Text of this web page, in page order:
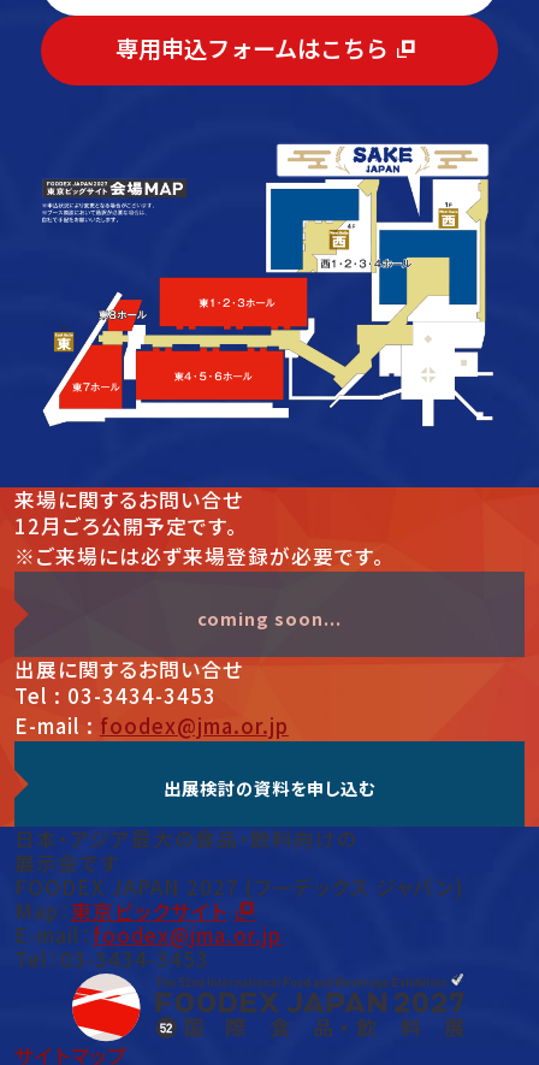
専用申込フォームはこちら
来場に関するお問い合せ
12月ごろ公開予定です。
※ご来場には必ず来場登録が必要です。
coming soon...
出展に関するお問い合せ
Tel : 03-3434-3453
E-mail : foodex@jma.or.jp
出展検討の資料を申し込む
日本・アジア最大の食品・飲料向けの
展示会です
FOODEX JAPAN 2027 (フーデックス ジャパン)
Map：東京ビックサイト
E-mail： foodex@jma.or.jp
Tel：03-3434-3453
サイトマップ